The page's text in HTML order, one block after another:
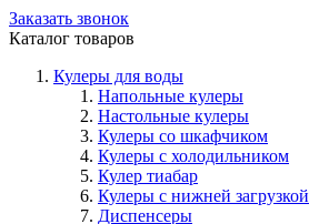
Заказать звонок
Каталог товаров
Кулеры для воды
Напольные кулеры
Настольные кулеры
Кулеры со шкафчиком
Кулеры с холодильником
Кулер тиабар
Кулеры с нижней загрузкой
Диспенсеры